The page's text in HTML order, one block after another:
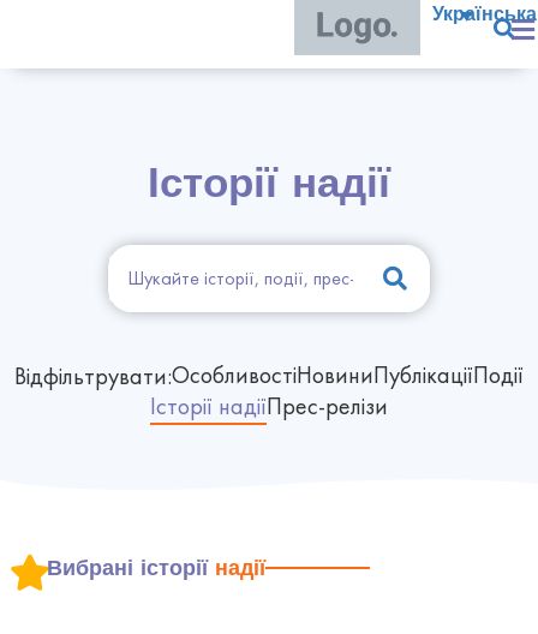
Українська
Історії надії
Відфільтрувати:ОсобливостіНовиниПублікаціїПодії
Історії надіїПрес-релізи
Вибрані історії надії